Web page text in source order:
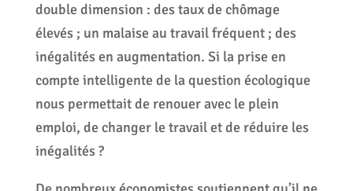
double dimension : des taux de chômage
élevés ; un malaise au travail fréquent ; des
inégalités en augmentation. Si la prise en
compte intelligente de la question écologique
nous permettait de renouer avec le plein
emploi, de changer le travail et de réduire les
inégalités ?